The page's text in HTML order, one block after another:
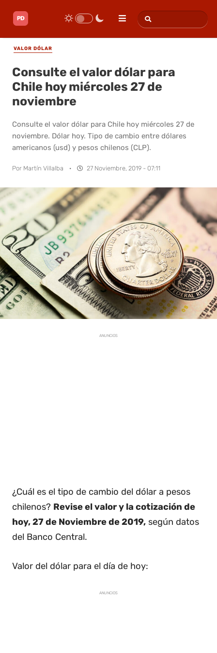
VALOR DÓLAR
Consulte el valor dólar para
Chile hoy miércoles 27 de
noviembre
Consulte el valor dólar para Chile hoy miércoles 27 de
noviembre. Dólar hoy. Tipo de cambio entre dólares
americanos (usd) y pesos chilenos (CLP).
Por Martín Villalba · 27 Noviembre, 2019 - 07:11
ANUNCIOS
¿Cuál es el tipo de cambio del dólar a pesos
chilenos? Revise el valor y la cotización de
hoy, 27 de Noviembre de 2019, según datos
del Banco Central.
Valor del dólar para el día de hoy:
ANUNCIOS